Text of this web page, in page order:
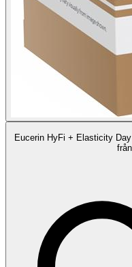
Eucerin HyFi + Elasticity